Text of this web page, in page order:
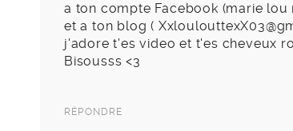
a ton compte Facebook (marie lou
et a ton blog (
j'adore t'es video et t'es cheveux
Bisousss <3
RÉPONDRE